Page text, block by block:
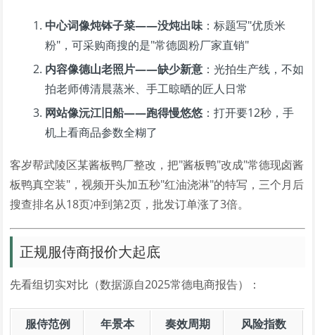
中心词像炖钵子菜——没炖出味：标题写"优质米
粉"，可采购商搜的是"常德圆粉厂家直销"
内容像德山老照片——缺少新意 ：光拍生产线，不如
拍老师傅清晨蒸米、手工晾晒的匠人日常
网站像沅江旧船——跑得慢悠悠 ：打开要12秒，手
机上看商品参数全糊了
客岁帮武陵区某酱板鸭厂整改，把"酱板鸭"改成"常德现卤酱
板鸭真空装"，视频开头加五秒"红油浇淋"的特写，三个月后
搜查排名从18页冲到第2页，批发订单涨了3倍。
正规服侍商报价大起底
先看组切实对比（数据源自2025常德电商报告）：
服侍范例 年景本 奏效周期
风险指数